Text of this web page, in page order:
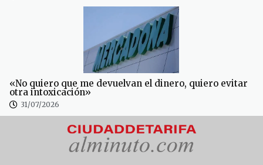
«No quiero que me devuelvan el dinero, quiero evitar
otra intoxicación»
31/07/2026